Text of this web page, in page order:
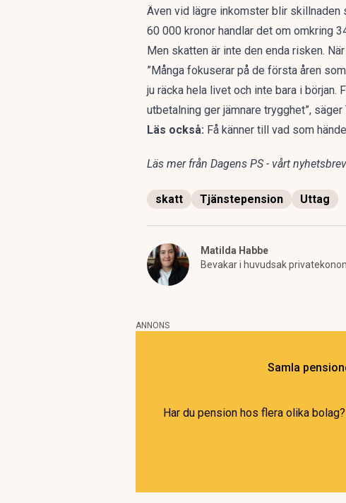
Även vid lägre inkomster blir skillnaden
60 000 kronor handlar det om omkring
Men skatten är inte den enda risken.
”Många fokuserar på de första åren
ju räcka hela livet och inte bara i
utbetalning ger jämnare trygghet”, säger
Läs också: Få känner till vad som
Läs mer från Dagens PS - vårt
skatt Tjänstepension Uttag
Matilda Habbe
Bevakar i huvudsak
ANNONS
Samla
Har du pension hos flera olika